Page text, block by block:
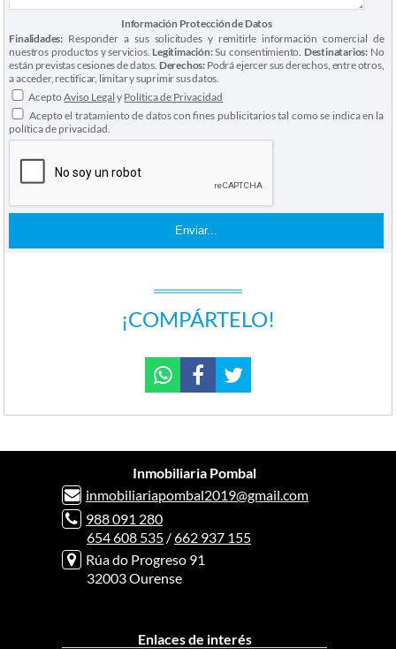
¡COMPÁRTELO!
Información Protección de Datos
Finalidades: Responder a sus solicitudes y remitirle información comercial de
nuestros productos y servicios. Legitimación:Su consentimiento. Destinatarios:No
están previstas cesiones de datos. Derechos: Podrá ejercer sus derechos, entre otros,
a acceder, rectificar, limitar y suprimir sus datos.
AceptoAviso Legal y Política de Privacidad
Acepto el tratamiento de datos con fines publicitarios tal como se indica en la
política de privacidad.
Inmobiliaria Pombal
inmobiliariapombal2019@gmail.com
988 091 280
654 608 535 /662 937 155
Rúa do Progreso 91
32003 Ourense
Enlaces de interés